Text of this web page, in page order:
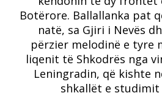
Botërore. Ballallanka pat
natë, sa Gjiri i Nevës
përzier melodinë e tyre
liqenit të Shkodrës nga
Leningradin, që kishte
shkallët e